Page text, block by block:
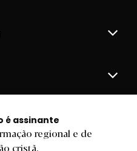
é assinante
regional e de
cristã.